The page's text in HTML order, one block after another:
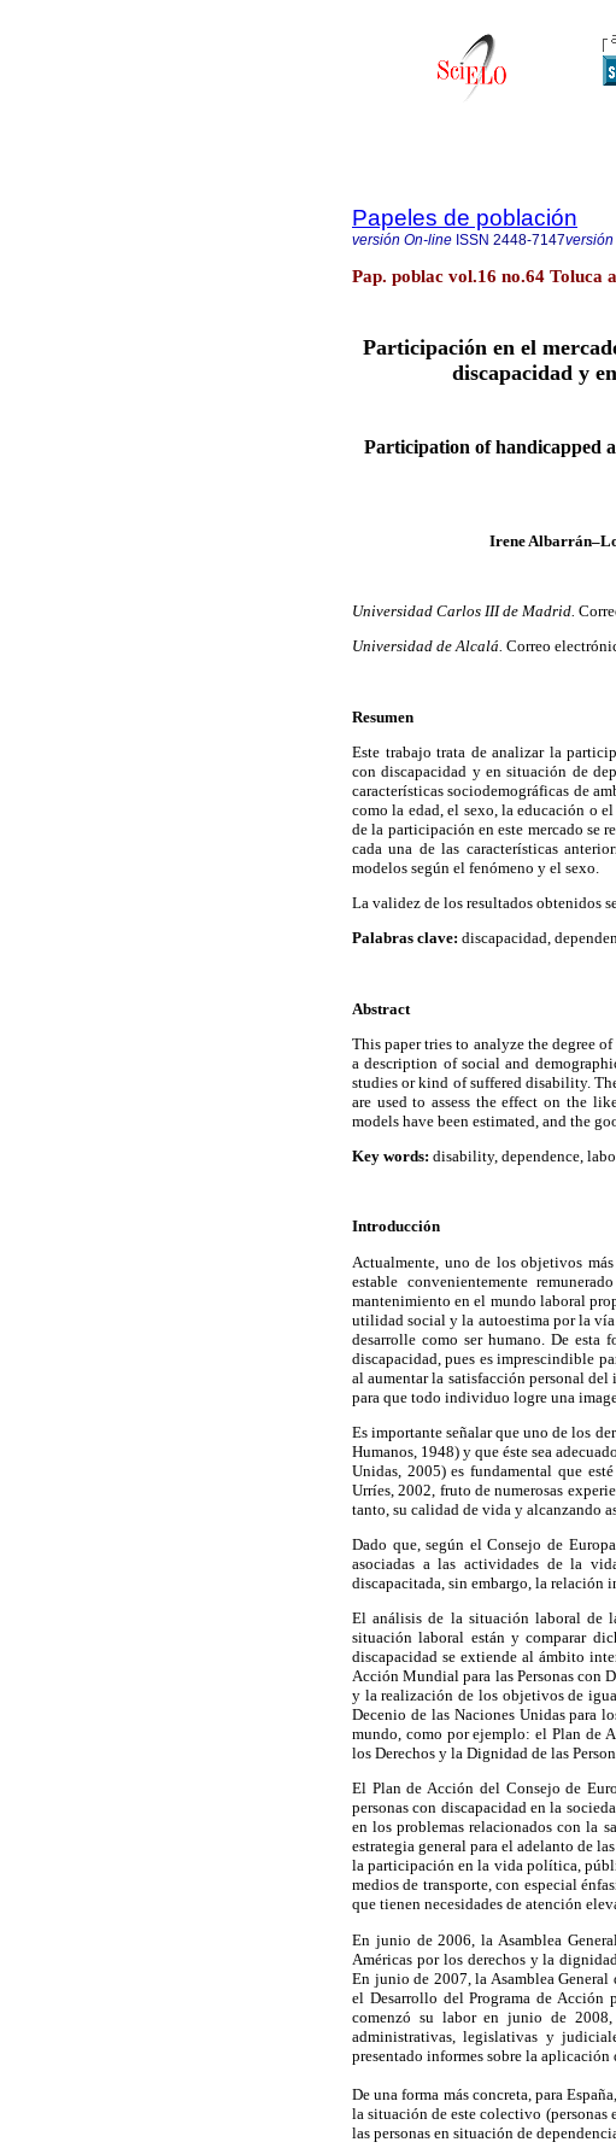
Papeles de población
versión On-line ISSN 2448-7147
Pap. poblac vol.16 no.64 Toluca
Participación en el
discapacidad y
Participation of handicapped
Irene
Universidad Carlos III de Madrid.
Universidad de Alcalá. Correo
Resumen
Este trabajo trata de analizar la
con discapacidad y en situación de
características sociodemográficas de
como la edad, el sexo, la educación o
de la participación en este mercado se
cada una de las características
modelos según el fenómeno y el sexo.
La validez de los resultados obtenidos
Palabras clave: discapacidad,
Abstract
This paper tries to analyze the degree
a description of social and
studies or kind of suffered disability.
are used to assess the effect on the
models have been estimated, and the
Key words: disability, dependence,
Introducción
Actualmente, uno de los objetivos
estable convenientemente
mantenimiento en el mundo laboral
utilidad social y la autoestima por la vía
desarrolle como ser humano. De esta
discapacidad, pues es imprescindible
al aumentar la satisfacción personal
para que todo individuo logre una
Es importante señalar que uno de los
Humanos, 1948) y que éste sea
Unidas, 2005) es fundamental que
Urríes, 2002, fruto de numerosas
tanto, su calidad de vida y alcanzando
Dado que, según el Consejo de
asociadas a las actividades de la
discapacitada, sin embargo, la relación
El análisis de la situación laboral de
situación laboral están y comparar
discapacidad se extiende al ámbito
Acción Mundial para las Personas con
y la realización de los objetivos de
Decenio de las Naciones Unidas para
mundo, como por ejemplo: el Plan de
los Derechos y la Dignidad de las
El Plan de Acción del Consejo de
personas con discapacidad en la
en los problemas relacionados con la
estrategia general para el adelanto de
la participación en la vida política,
medios de transporte, con especial
que tienen necesidades de atención
En junio de 2006, la Asamblea
Américas por los derechos y la
En junio de 2007, la Asamblea General
el Desarrollo del Programa de Acción
comenzó su labor en junio de 2008,
administrativas, legislativas y
presentado informes sobre la aplicación
De una forma más concreta, para
la situación de este colectivo (personas
las personas en situación de